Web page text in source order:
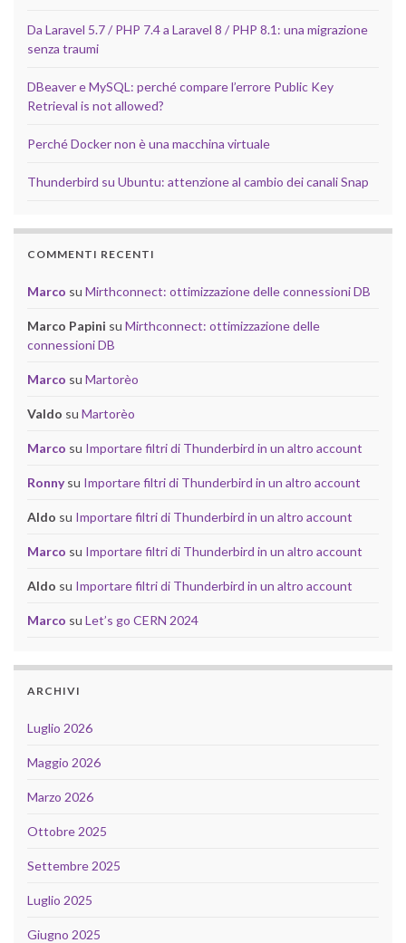
Da Laravel 5.7 / PHP 7.4 a Laravel 8 / PHP 8.1: una migrazione
senza traumi
DBeaver e MySQL: perché compare l’errore Public Key
Retrieval is not allowed?
Perché Docker non è una macchina virtuale
Thunderbird su Ubuntu: attenzione al cambio dei canali Snap
COMMENTI RECENTI
Marco su Mirthconnect: ottimizzazione delle connessioni DB
Marco Papini su Mirthconnect: ottimizzazione delle
connessioni DB
Marco su Martorèo
Valdo su Martorèo
Marco su Importare filtri di Thunderbird in un altro account
Ronnysu Importare filtri di Thunderbird in un altro account
Aldo su Importare filtri di Thunderbird in un altro account
Marco su Importare filtri di Thunderbird in un altro account
Aldo su Importare filtri di Thunderbird in un altro account
Marco su Let’s go CERN 2024
ARCHIVI
Luglio 2026
Maggio 2026
Marzo 2026
Ottobre 2025
Settembre 2025
Luglio 2025
Giugno 2025